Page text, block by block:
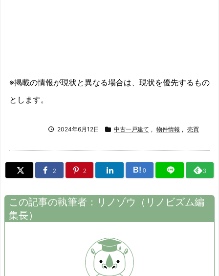
※掲載の情報が現状と異なる場合は、現状を優先するもの
とします。
2024年6月12日 中古一戸建て , 物件情報 , 売買
2 2 B! 0 3
この記事の執筆者： リノゾウ （ リノビズム編
集長）